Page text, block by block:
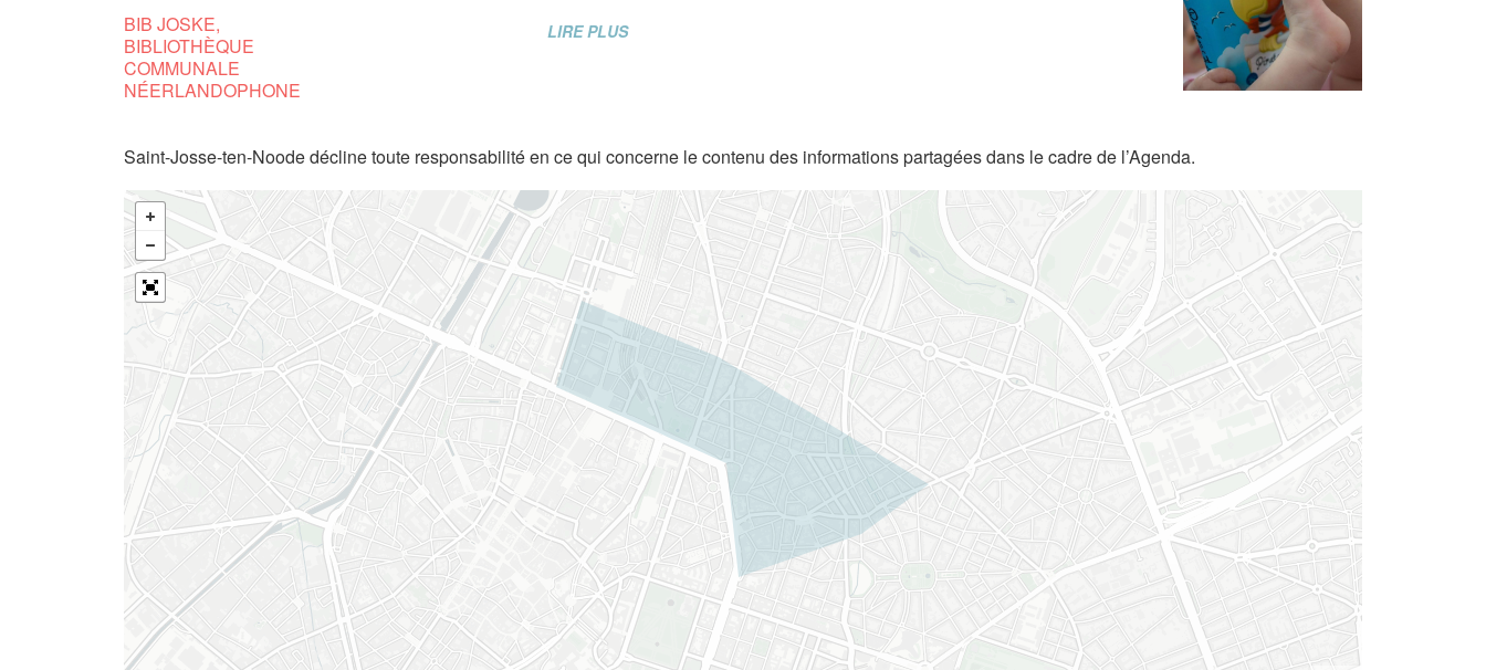
BIB JOSKE,
BIBLIOTHÈQUE
COMMUNALE
NÉERLANDOPHONE
LIRE PLUS
Saint-Josse-ten-Noode décline toute responsabilité en ce qui concerne le contenu des informations partagées dans le cadre de l’Agenda.